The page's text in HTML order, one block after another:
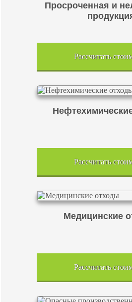
Просроченная и
Рассчитать
Рассчитать
Медицинские
Рассчитать